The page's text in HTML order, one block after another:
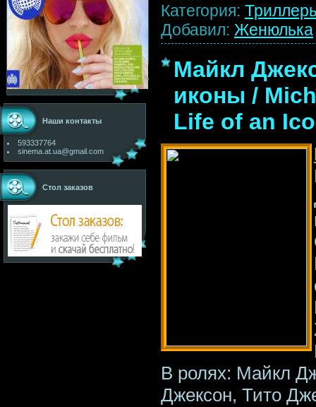
Наши контакты
593337764
sinema.at.ua@gmail.com
Стол заказов
Категория:
Добавил: Женюлька
Майкл
иконы /
Life of an
В ролях: Майкл
Джексон, Тито